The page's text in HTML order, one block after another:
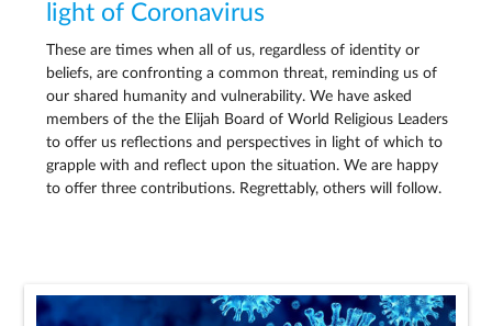
light of Coronavirus
These are times when all of us, regardless of identity or
beliefs, are confronting a common threat, reminding us of
our shared humanity and vulnerability. We have asked
members of the the Elijah Board of World Religious Leaders
to offer us reflections and perspectives in light of which to
grapple with and reflect upon the situation. We are happy
to offer three contributions. Regrettably, others will follow.